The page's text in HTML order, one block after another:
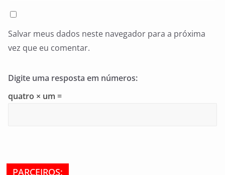
Salvar meus dados neste navegador para a próxima
vez que eu comentar.
Digite uma resposta em números:
quatro × um =
PARCEIROS: